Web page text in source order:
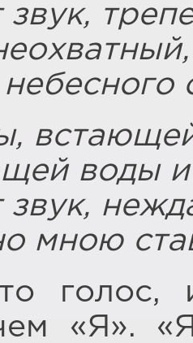
звук,
воды
звук,
мною
голос,
«Я».